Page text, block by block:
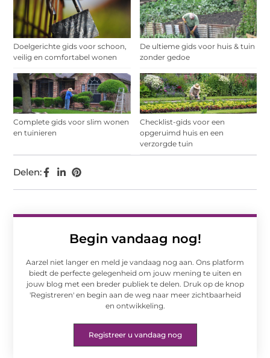
Doelgerichte gids voor schoon,
veilig en comfortabel wonen
De ultieme gids voor huis & tuin
zonder gedoe
Complete gids voor slim wonen
en tuinieren
Checklist-gids voor een
opgeruimd huis en een
verzorgde tuin
Begin vandaag nog!
Aarzel niet langer en meld je vandaag nog aan. Ons platform
biedt de perfecte gelegenheid om jouw mening te uiten en
jouw blog met een breder publiek te delen. Druk op de knop
'Registreren' en begin aan de weg naar meer zichtbaarheid
en ontwikkeling.
Registreer u vandaag nog
Delen: